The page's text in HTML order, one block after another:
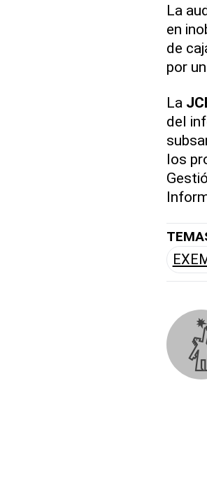
La
en
de
por
La
del
los